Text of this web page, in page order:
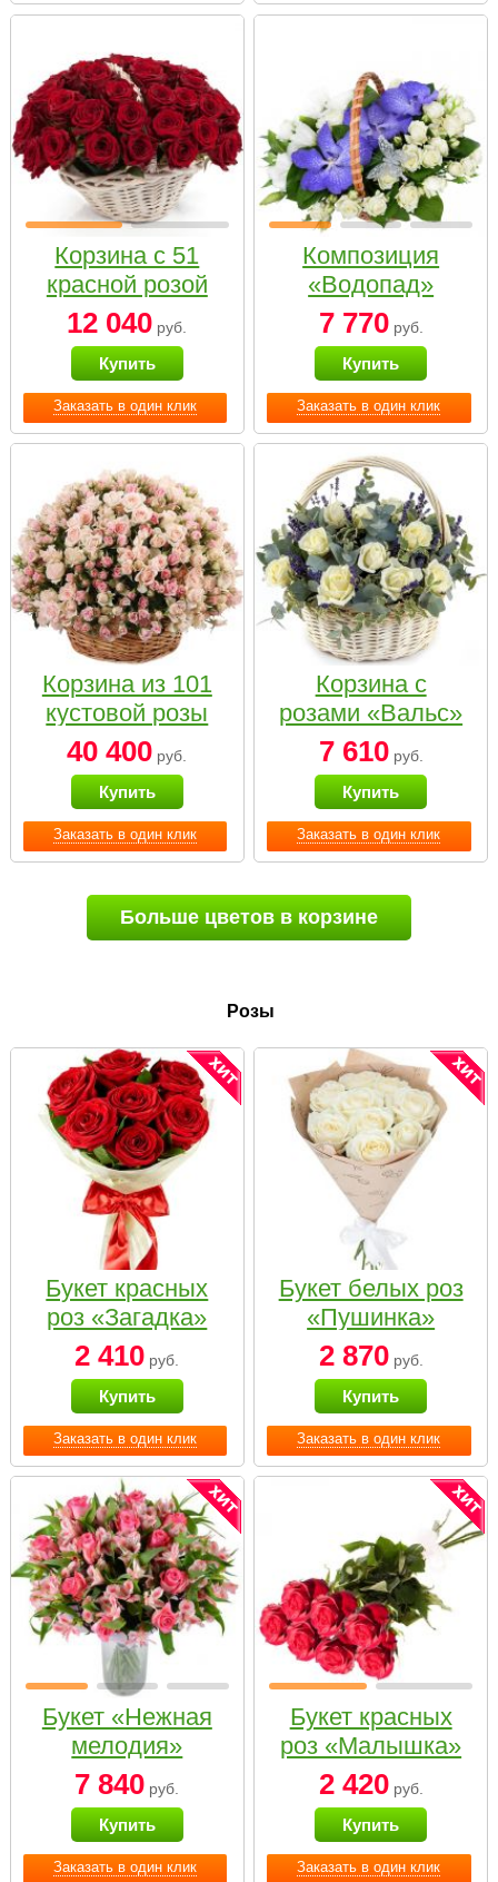
Заказать в один клик
Корзина с 51
красной розой
12 040 руб.
Купить
Заказать в один клик
Композиция
«Водопад»
7 770руб.
Купить
Заказать в один клик
Корзина из 101
кустовой розы
нежных тонов
40 400 руб.
Купить
Заказать в один клик
Корзина с
розами «Вальс»
7 610руб.
Купить
Больше цветов в корзине
Розы
Заказать в один клик
Букет красных
роз «Загадка»
2 410 руб.
Купить
Заказать в один клик
Букет белых роз
«Пушинка»
2 870руб.
Купить
Заказать в один клик
Букет «Нежная
мелодия»
7 840 руб.
Купить
Заказать в один клик
Букет красных
роз «Малышка»
2 420руб.
Купить